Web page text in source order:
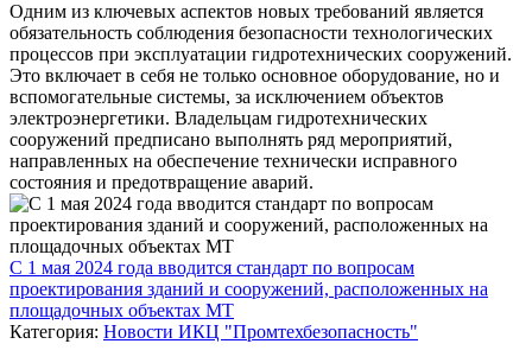
Одним из ключевых аспектов новых требований является
обязательность соблюдения безопасности технологических
процессов при эксплуатации гидротехнических сооружений.
Это включает в себя не только основное оборудование, но и
вспомогательные системы, за исключением объектов
электроэнергетики. Владельцам гидротехнических
сооружений предписано выполнять ряд мероприятий,
направленных на обеспечение технически исправного
состояния и предотвращение аварий.
С 1 мая 2024 года вводится стандарт по вопросам
проектирования зданий и сооружений, расположенных на
площадочных объектах МТ
Категория: Новости ИКЦ "Промтехбезопасность"